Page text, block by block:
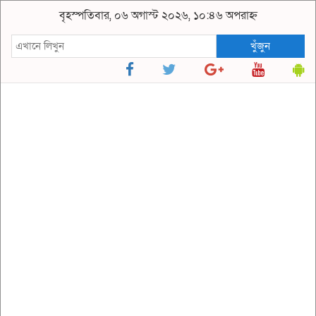
বৃহস্পতিবার, ০৬ অগাস্ট ২০২৬, ১০:৪৬ অপরাহ্ন
খুঁজুন